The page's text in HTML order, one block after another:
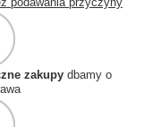
zakupy dbamy o